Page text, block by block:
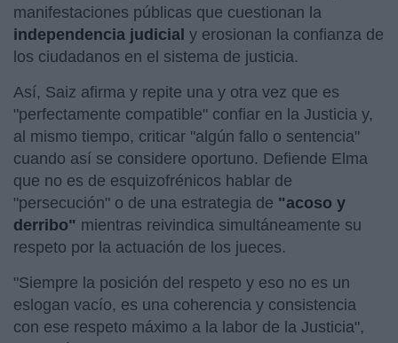
manifestaciones públicas que cuestionan la
independencia judicial y erosionan la confianza de
los ciudadanos en el sistema de justicia.
Así, Saiz afirma y repite una y otra vez que es
"perfectamente compatible" confiar en la Justicia y,
al mismo tiempo, criticar "algún fallo o sentencia"
cuando así se considere oportuno. Defiende Elma
que no es de esquizofrénicos hablar de
"persecución" o de una estrategia de "acoso y
derribo" mientras reivindica simultáneamente su
respeto por la actuación de los jueces.
"Siempre la posición del respeto y eso no es un
eslogan vacío, es una coherencia y consistencia
con ese respeto máximo a la labor de la Justicia",